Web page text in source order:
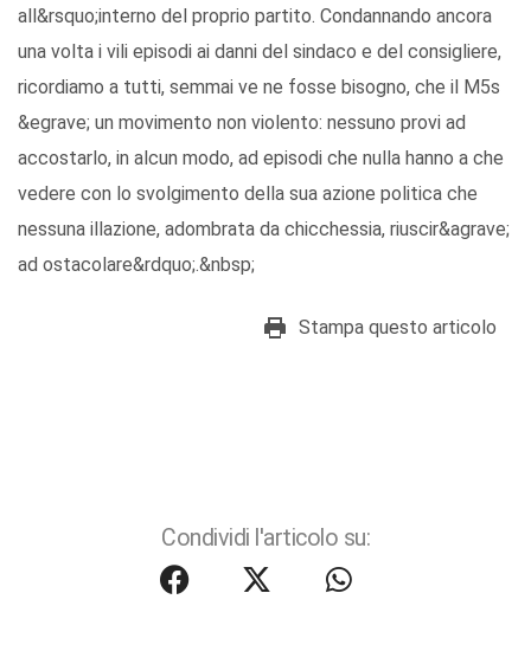
all&rsquo;interno del proprio partito. Condannando ancora
una volta i vili episodi ai danni del sindaco e del consigliere,
ricordiamo a tutti, semmai ve ne fosse bisogno, che il M5s
&egrave; un movimento non violento: nessuno provi ad
accostarlo, in alcun modo, ad episodi che nulla hanno a che
vedere con lo svolgimento della sua azione politica che
nessuna illazione, adombrata da chicchessia, riuscir&agrave;
ad ostacolare&rdquo;.&nbsp;
Stampa questo articolo
Condividi l'articolo su: